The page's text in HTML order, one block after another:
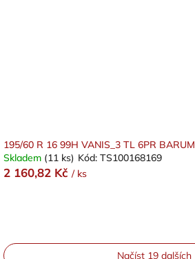
195/60 R 16 99H VANIS_3 TL 6PR BARUM
Skladem (11 ks) Kód: TS100168169
2 160,82 Kč / ks
Načíst 19 dalších